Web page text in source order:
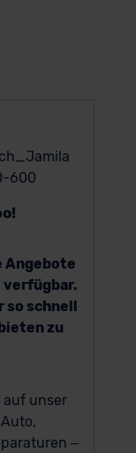
Angebote
verfügbar.
so schnell
zu
auf unser
–